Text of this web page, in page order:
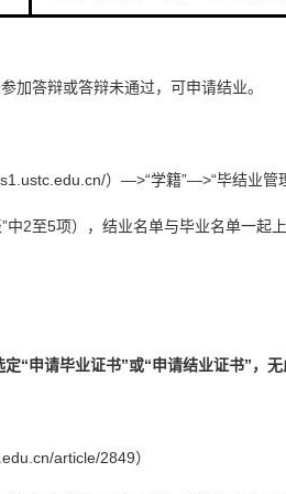
加答辩或答辩未通过，可申请结业。
）—>“学籍”—>“毕结业管
2至5项），结业名单与毕业名单一起
定“申请毕业证书”或“申请结业证书”，
article/2849）